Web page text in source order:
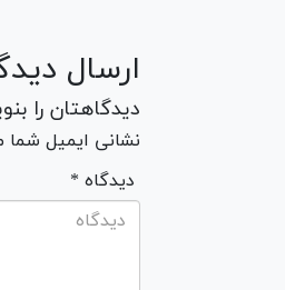
ارسال
دیدگاهتان را
نشانی ایمیل
* دیدگاه